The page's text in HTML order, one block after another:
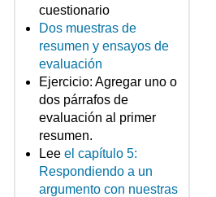
cuestionario
Dos muestras de
resumen y ensayos de
evaluación
Ejercicio: Agregar uno o
dos párrafos de
evaluación al primer
resumen.
Lee el capítulo 5:
Respondiendo a un
argumento con nuestras